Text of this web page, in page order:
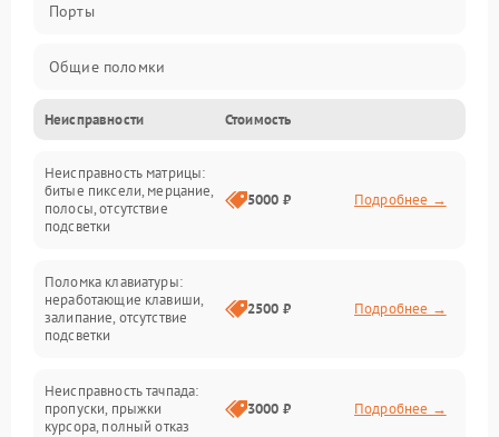
Порты
Общие поломки
Устройства
Программные ошибки
Электрические и системные сбои
Интерфейсные проблемы
Батарея
Сеть и интернет
Неисправности Стоимость
Неисправность матрицы:
битые пиксели, мерцание,
полосы, отсутствие
подсветки
5000 ₽ Подробнее →
Поломка клавиатуры:
неработающие клавиши,
залипание, отсутствие
подсветки
2500 ₽ Подробнее →
Неисправность тачпада:
пропуски, прыжки
курсора, полный отказ
3000 ₽ Подробнее →